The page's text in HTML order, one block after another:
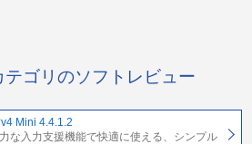
テゴリのソフトレビュー
Mini 4.4.1.2
な入力支援機能で快適に使える、シンプル